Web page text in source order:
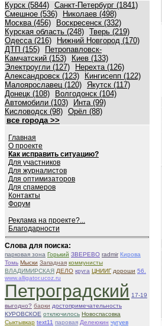
Курск (5844) Санкт-Петербург (1841)
Смешное (536)
Николаев (498)
Москва (456)
Воскресенск (332)
Курская область (248) Тверь (219)
Одесса (216)
Нижний Новгород (170)
ДТП (155)
Петропавловск-
Камчатский (153)
Киев (133)
Электроугли (127)
Нерехта (126)
Александровск (123)
Кингисепп (122)
Малоярославец (120) Якутск (117)
Донецк (108)
Волгодонск (104)
Автомобили (103)
Инта (99)
Кисловодск (98) Орёл (88)
все города >>
Главная
О проекте
Как исправить ситуацию?
Для участников
Для журналистов
Для оптимизаторов
Для спамеров
Контакты
Форум
Реклама на проекте?...
Благодарности
Слова для поиска:
парковая зона Горький ЗВЕРЕВО radmir Кирова
Томь Мыски Западная коммунисты
ВЛАДИМИРСКАЯ ДЕЛО круга ЦНИИГ дороши 56.
www.alligator.ucoz.ru
Петроградский 17-19
выгодно? барки достопримечательность
КУРОВСКОЕ отключилось Новоспасовка
Сыктывкар text11 паровая Делеюкин чугуев